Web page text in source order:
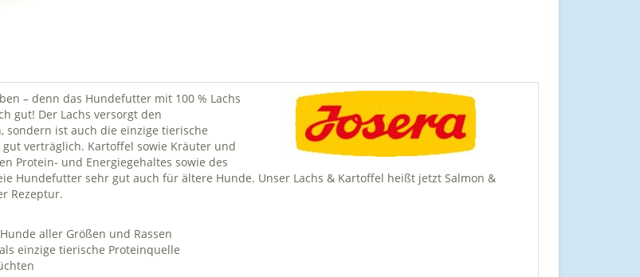
– denn das Hundefutter mit 100 % Lachs
gut! Der Lachs versorgt den
sondern ist auch die einzige tierische
verträglich. Kartoffel sowie Kräuter und
Protein- und Energiegehaltes sowie des
Hundefutter sehr gut auch für ältere Hunde. Unser Lachs & Kartoffel heißt jetzt Salmon &
Rezeptur.
aller Größen und Rassen
einzige tierische Proteinquelle